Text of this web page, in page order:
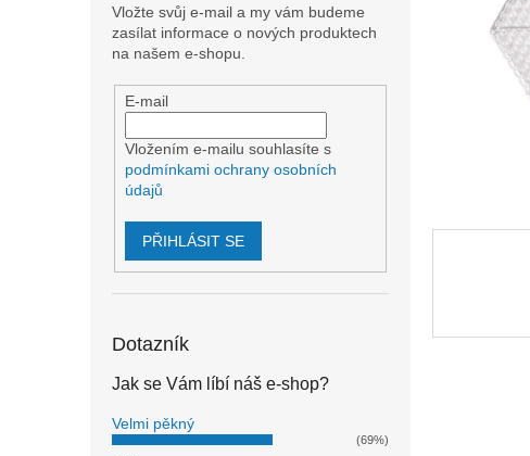
Vložte svůj e-mail a my vám budeme
zasílat informace o nových produktech
na našem e-shopu.
E-mail
Vložením e-mailu souhlasíte s
podmínkami ochrany osobních
údajů
PŘIHLÁSIT SE
Dotazník
Jak se Vám líbí náš e-shop?
Velmi pěkný
(69%)